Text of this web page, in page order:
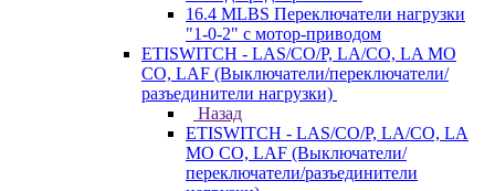
16.4 MLBS Переключатели нагрузки
"1-0-2" с мотор-приводом
ETISWITCH - LAS/CO/P, LA/CO, LA MO
CO, LAF (Выключатели/переключатели/
разъединители нагрузки)
Назад
ETISWITCH - LAS/CO/P, LA/CO, LA
MO CO, LAF (Выключатели/
переключатели/разъединители